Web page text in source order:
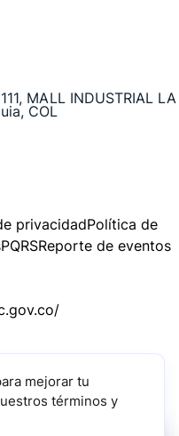
MALL INDUSTRIAL LA
COL
privacidadPolítica de
PQRSReporte de eventos
podemos presentarte la
mejorar tu
términos y